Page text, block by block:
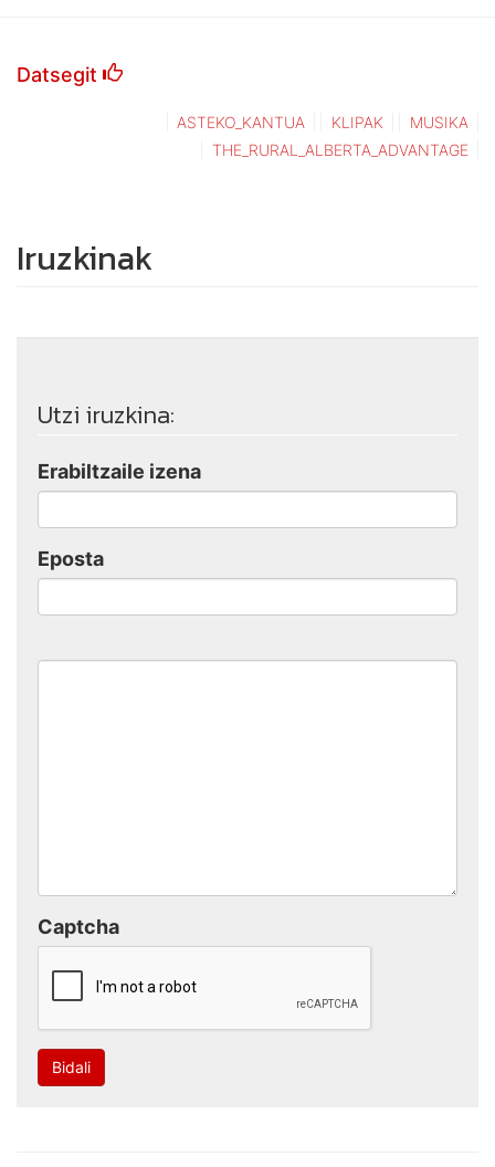
Datsegit
ASTEKO_KANTUA KLIPAK
MUSIKA
THE_RURAL_ALBERTA_ADVANTAGE
Iruzkinak
Utzi iruzkina:
Erabiltzaile izena
Eposta
Captcha
Bidali